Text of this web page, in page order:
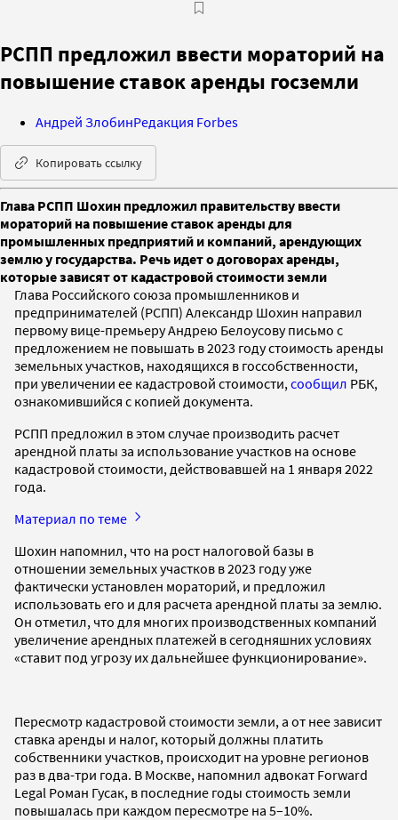
РСПП предложил ввести мораторий на
повышение ставок аренды госземли
Андрей ЗлобинРедакция Forbes
Копировать ссылку
Глава РСПП Шохин предложил правительству ввести
мораторий на повышение ставок аренды для
промышленных предприятий и компаний, арендующих
землю у государства. Речь идет о договорах аренды,
которые зависят от кадастровой стоимости земли
Глава Российского союза промышленников и
предпринимателей (РСПП) Александр Шохин направил
первому вице-премьеру Андрею Белоусову письмо с
предложением не повышать в 2023 году стоимость аренды
земельных участков, находящихся в госсобственности,
при увеличении ее кадастровой стоимости, сообщил РБК,
ознакомившийся с копией документа.
РСПП предложил в этом случае производить расчет
арендной платы за использование участков на основе
кадастровой стоимости, действовавшей на 1 января 2022
года.
Материал по теме
Шохин напомнил, что на рост налоговой базы в
отношении земельных участков в 2023 году уже
фактически установлен мораторий, и предложил
использовать его и для расчета арендной платы за землю.
Он отметил, что для многих производственных компаний
увеличение арендных платежей в сегодняшних условиях
«ставит под угрозу их дальнейшее функционирование».
Пересмотр кадастровой стоимости земли, а от нее зависит
ставка аренды и налог, который должны платить
собственники участков, происходит на уровне регионов
раз в два-три года. В Москве, напомнил адвокат Forward
Legal Роман Гусак, в последние годы стоимость земли
повышалась при каждом пересмотре на 5–10%.